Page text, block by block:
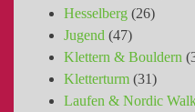
Hesselberg (26)
Jugend (47)
Klettern & Bouldern
Kletterturm (31)
Laufen & Nordic